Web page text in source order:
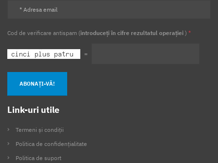
Cod de verificare antispam (introduceți în cifre rezultatul operației ) *
=
ABONAȚI-VĂ!
Link-uri utile
Termeni și condiții
Politica de confidențialitate
Politica de suport